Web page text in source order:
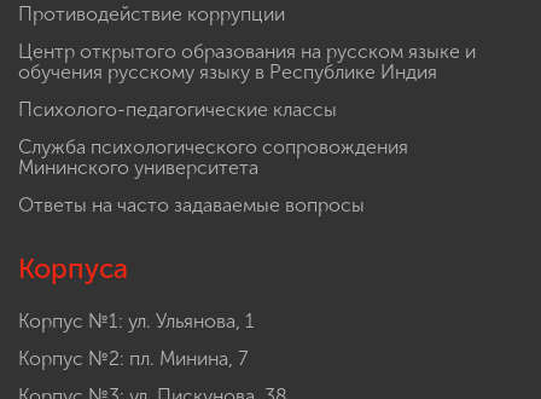
Противодействие коррупции
Центр открытого образования на русском языке и
обучения русскому языку в Республике Индия
Психолого-педагогические классы
Служба психологического сопровождения
Мининского университета
Ответы на часто задаваемые вопросы
Корпуса
Корпус №1: ул. Ульянова, 1
Корпус №2: пл. Минина, 7